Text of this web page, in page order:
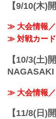
【9/10(木)
≫ 大会情報／
≫ 対戦カード
【10/3(土)
NAGASAKI
≫ 大会情報／
【11/8(日)